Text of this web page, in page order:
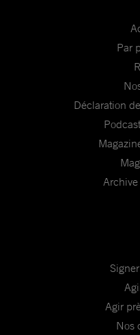
Par
Déclaration
Agir
Nos